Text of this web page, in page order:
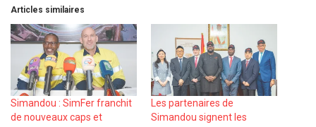
Articles similaires
Simandou : SimFer franchit
de nouveaux caps et
Les partenaires de
Simandou signent les